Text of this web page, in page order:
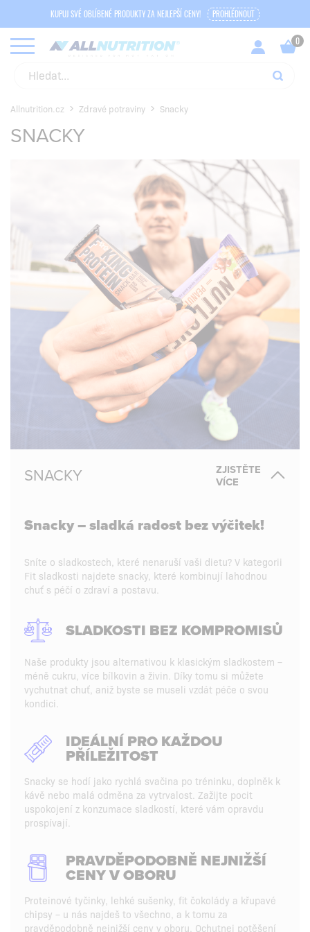
KUPUJ SVÉ OBLÍBENÉ PRODUKTY ZA NEJLEPŠÍ CENY! PROHLÉDNOUT
Allnutrition.cz Zdravé potraviny Snacky
SNACKY
SNACKY
ZJISTĚTE
VÍCE
Snacky – sladká radost bez výčitek!
Sníte o sladkostech, které nenaruší vaši dietu? V kategorii
Fit sladkosti najdete snacky, které kombinují lahodnou
chuť s péčí o zdraví a postavu.
SLADKOSTI BEZ KOMPROMISŮ
Naše produkty jsou alternativou k klasickým sladkostem –
méně cukru, více bílkovin a živin. Díky tomu si můžete
vychutnat chuť, aniž byste se museli vzdát péče o svou
kondici.
IDEÁLNÍ PRO KAŽDOU
PŘÍLEŽITOST
Snacky se hodí jako rychlá svačina po tréninku, doplněk k
kávě nebo malá odměna za vytrvalost. Zažijte pocit
uspokojení z konzumace sladkostí, které vám opravdu
prospívají.
PRAVDĚPODOBNĚ NEJNIŽŠÍ
CENY V OBORU
Proteinové tyčinky, lehké sušenky, fit čokolády a křupavé
chipsy – u nás najdeš to všechno, a k tomu za
pravděpodobně nejnižší ceny v oboru. Ochutnej potěšení